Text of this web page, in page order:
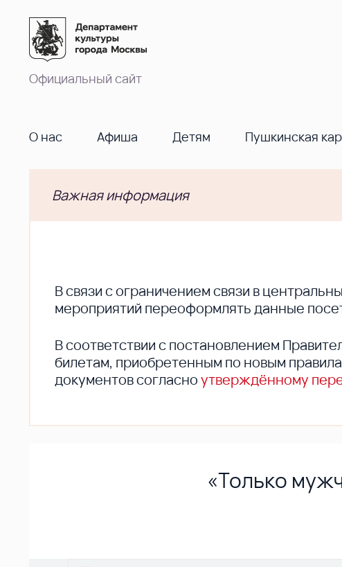
Официальный сайт
О нас Афиша Детям Пушкинская
Важная информация
В cвязи с ограничением связи в
мероприятий переоформлять данные
В соответствии с постановлением
билетам, приобретенным по новым
документов согласноутверждённому
«Только